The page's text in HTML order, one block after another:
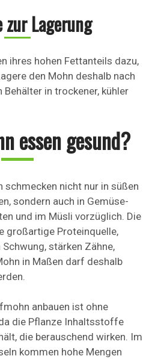
zur Lagerung
ihres hohen Fettanteils dazu,
den Mohn deshalb nach
in trockener, kühler
essen gesund?
schmecken nicht nur in süßen
sondern auch in Gemüse-
und im Müsli vorzüglich. Die
großartige Proteinquelle,
stärken Zähne,
in Maßen darf deshalb
anbauen ist ohne
die Pflanze Inhaltsstoffe
die berauschend wirken. Im
kommen hohe Mengen